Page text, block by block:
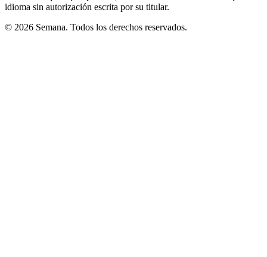
idioma sin autorización escrita por su titular.
© 2026 Semana. Todos los derechos reservados.